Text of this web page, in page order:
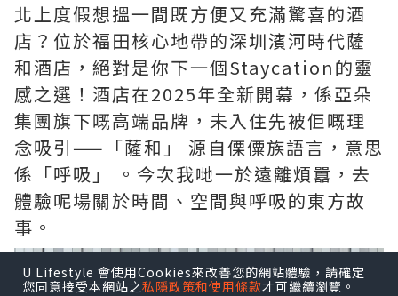
北上度假想搵一間既方便又充滿驚喜的酒
店？位於福田核心地帶的深圳濱河時代薩
和酒店，絕對是你下一個Staycation的靈
感之選！酒店在2025年全新開幕，係亞朵
集團旗下嘅高端品牌，未入住先被佢嘅理
念吸引——「薩和」 源自傈僳族語言，意思
係「呼吸」 。今次我哋一於遠離煩囂，去
體驗呢場關於時間、空間與呼吸的東方故
事。
U Lifestyle 會使用Cookies來改善您的網站體驗，請確定
您同意接受本網站之私隱政策和使用條款才可繼續瀏覽。